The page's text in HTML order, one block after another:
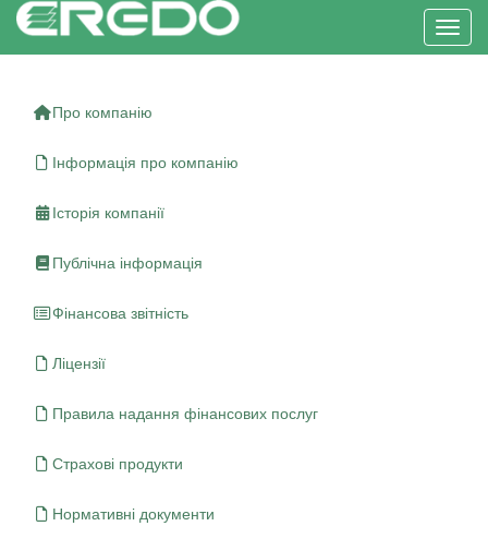
Про компанію
Інформація про компанію
Історія компанії
Публічна інформація
Фінансова звітність
Ліцензії
Правила надання фінансових послуг
Страхові продукти
Нормативні документи